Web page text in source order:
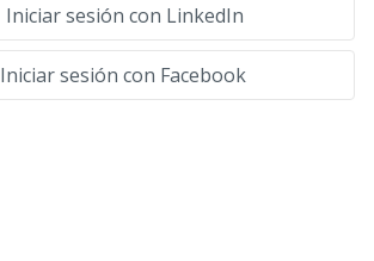
Iniciar sesión con LinkedIn
Iniciar sesión con Facebook